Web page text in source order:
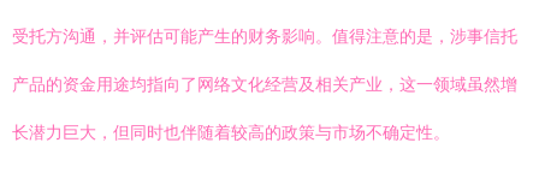
受托方沟通，并评估可能产生的财务影响。值得注意的是，涉事信托
产品的资金用途均指向了网络文化经营及相关产业，这一领域虽然增
长潜力巨大，但同时也伴随着较高的政策与市场不确定性。